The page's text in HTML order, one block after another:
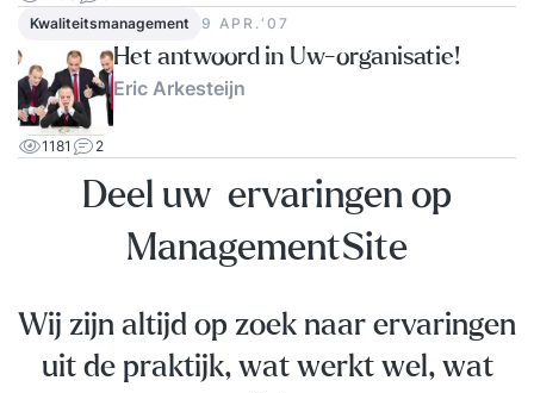
Kwaliteitsmanagement
9 APR.‘07
Het antwoord in Uw-organisatie!
Eric Arkesteijn
1181 2
Deel uw ervaringen op
ManagementSite
Wij zijn altijd op zoek naar ervaringen
uit de praktijk, wat werkt wel, wat